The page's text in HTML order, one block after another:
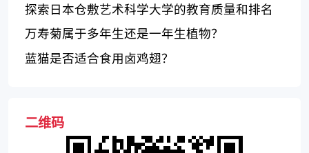
探索日本仓敷艺术科学大学的教育质量和排名
万寿菊属于多年生还是一年生植物？
蓝猫是否适合食用卤鸡翅？
二维码